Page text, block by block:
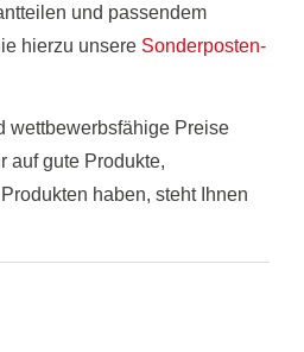
und passendem
hierzu unsere Sonderposten-
wettbewerbsfähige Preise
auf gute Produkte,
haben, steht Ihnen